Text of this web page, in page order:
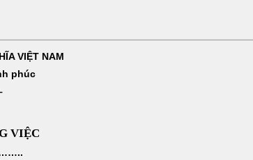
VIỆT NAM
phúc
VIỆC